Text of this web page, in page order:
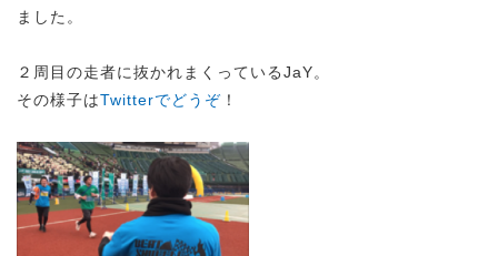
ました。
２周目の走者に抜かれまくっているJaY。
その様子はTwitterでどうぞ ！